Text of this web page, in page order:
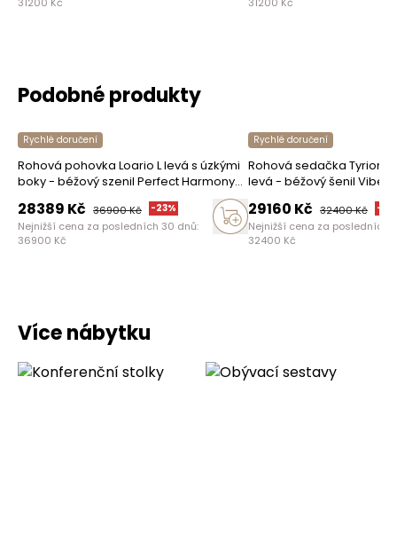
Podobné produkty
Rychlé doručení
Rohová pohovka Loario L levá s úzkými
boky - béžový szenil Perfect Harmony
28389 Kč 36900Kč -23%
Nejnižší cena za posledních 30 dnů:
36900 Kč
Rychlé doručení
Rohová sedačka Tyrion
levá - béžový šenil Vibe
29160 Kč 32400Kč -
Nejnižší cena za posledních
32400 Kč
Více nábytku